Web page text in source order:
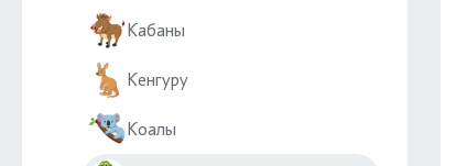
Кабаны
Кенгуру
Коалы